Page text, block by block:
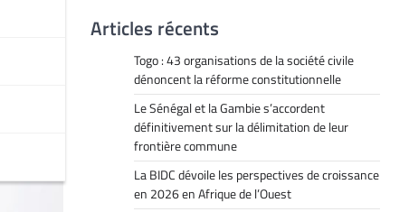
Articles récents
Togo : 43 organisations de la société civile
dénoncent la réforme constitutionnelle
Le Sénégal et la Gambie s’accordent
définitivement sur la délimitation de leur
frontière commune
La BIDC dévoile les perspectives de croissance
en 2026 en Afrique de l’Ouest